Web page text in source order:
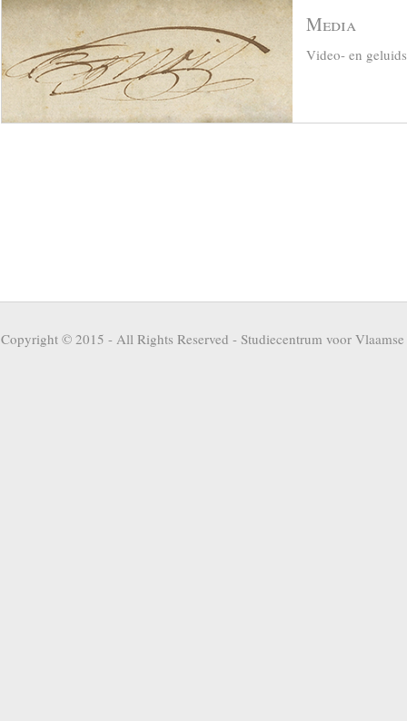
Media
Video- en
Copyright © 2015 - All Rights Reserved - Studiecentrum voor